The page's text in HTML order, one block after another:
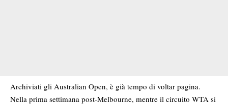
Archiviati gli Australian Open, è già tempo di voltar pagina.
Nella prima settimana post-Melbourne, mentre il circuito WTA si